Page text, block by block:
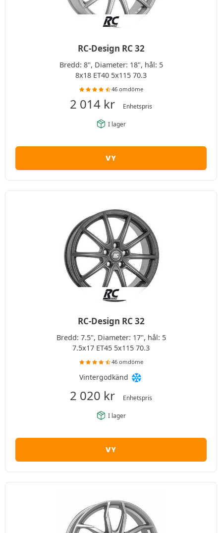
RC-Design RC 32
Bredd: 8", Diameter: 18", hål: 5
8x18 ET40 5x115 70.3
46 omdöme
2 014 kr Enhetspris
I lager
VY
RC-Design RC 32
Bredd: 7.5", Diameter: 17", hål: 5
7.5x17 ET45 5x115 70.3
46 omdöme
Vintergodkänd
2 020 kr Enhetspris
I lager
VY